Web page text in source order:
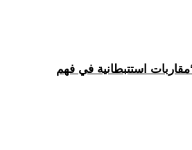
“مقاربات استتبطانية في فهم